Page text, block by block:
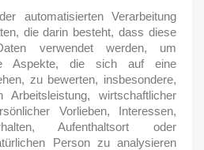
automatisierten Verarbeitung
die darin besteht, dass diese
verwendet werden, um
Aspekte, die sich auf eine
zu bewerten, insbesondere,
wirtschaftlicher
Vorlieben, Interessen,
Aufenthaltsort oder
Person zu analysieren